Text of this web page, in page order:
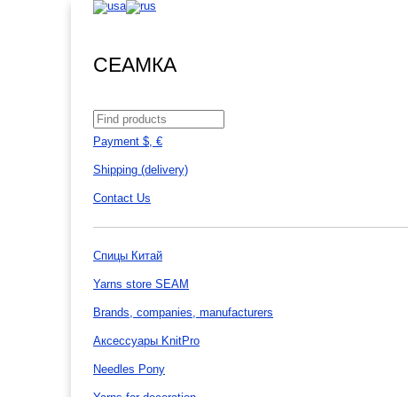
СЕАМКА
Payment $, €
Shipping (delivery)
Contact Us
Спицы Китай
Yarns store SEAM
Brands, companies, manufacturers
Аксессуары KnitPro
Needles Pony